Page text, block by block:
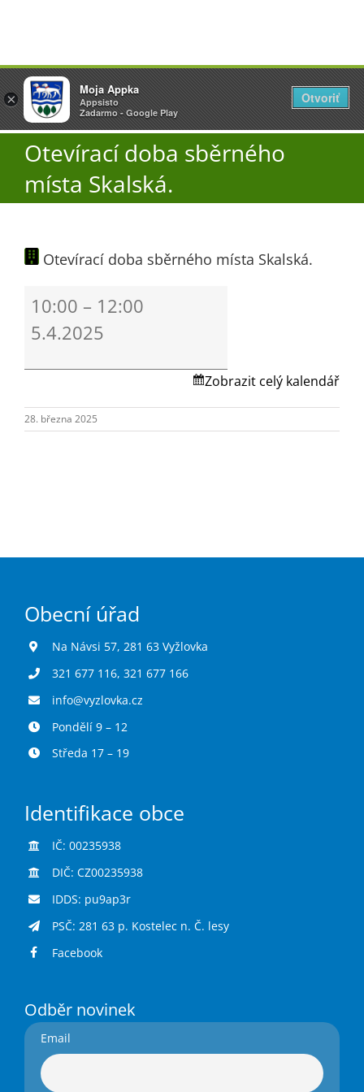
Přeskočit
na
obsah
Úřad
O obci
Aktuality
Turistika
Otevírací doba sběrného
místa Skalská.
Otevírací doba sběrného místa Skalská.
doba
sběrného
Skalská.
10:00 – 12:00
5.4.2025
Zobrazit celý kalendář
28. března 2025
Obecní úřad
Na Návsi 57, 281 63 Vyžlovka
321 677 116, 321 677 166
info@vyzlovka.cz
Pondělí 9 – 12
Středa 17 – 19
Identifikace obce
IČ: 00235938
DIČ: CZ00235938
IDDS: pu9ap3r
PSČ: 281 63 p. Kostelec n. Č. lesy
Facebook
Odběr novinek
Email
×
Vyžlovka
AppSisto
- In Google Play
Otevřít
×
Moja Appka
Appsisto
Zadarmo - Google Play
Otvoriť